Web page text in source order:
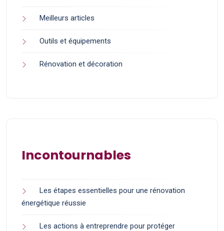
Meilleurs articles
Outils et équipements
Rénovation et décoration
Incontournables
Les étapes essentielles pour une rénovation
énergétique réussie
Les actions à entreprendre pour protéger